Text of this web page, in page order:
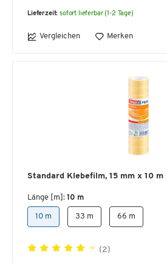
Lieferzeit: sofort lieferbar (1-2 Tage)
Vergleichen Merken
Standard Klebefilm, 15 mm x 10 m
Länge [m]: 10 m
10 m 33 m 66 m
(2)